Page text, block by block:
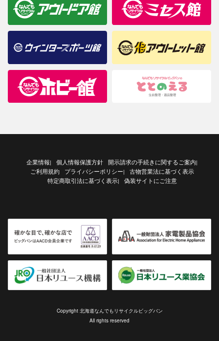
企業情報| 個人情報保護方針 開示請求の手続きに関するご案内|
ご利用規約 プライバシーポリシー|
古物営業法に基づく表示
特定商取引法に基づく表示| 偽装サイトにご注意
Copyright 北海道なんでもリサイクルビッグバン
All rights reserved